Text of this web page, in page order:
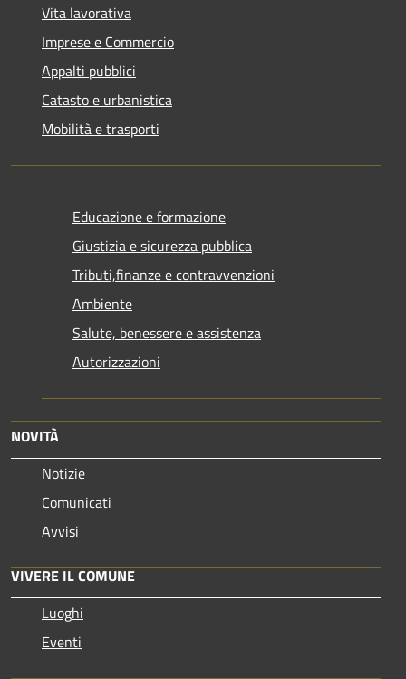
Vita lavorativa
Imprese e Commercio
Appalti pubblici
Catasto e urbanistica
Mobilità e trasporti
Educazione e formazione
Giustizia e sicurezza pubblica
Tributi,finanze e contravvenzioni
Ambiente
Salute, benessere e assistenza
Autorizzazioni
NOVITÀ
Notizie
Comunicati
Avvisi
VIVERE IL COMUNE
Luoghi
Eventi